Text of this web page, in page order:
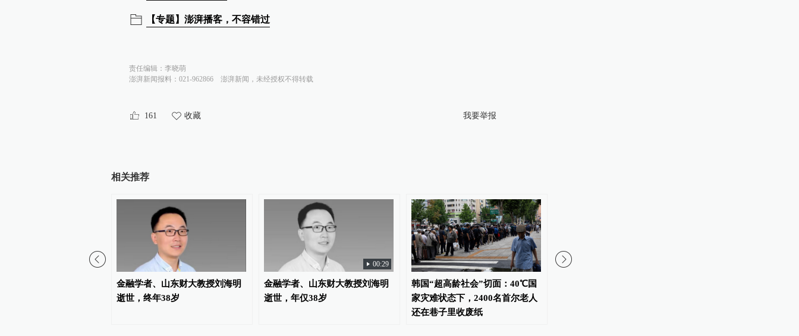
【专题】澎湃播客，不容错过
责任编辑： 李晓萌
澎湃新闻报料：021-962866
澎湃新闻，未经授权不得转载
161 收藏 我要举报
相关推荐
金融学者、山东财大教授刘海明
逝世，终年38岁
00:29
金融学者、山东财大教授刘海明
逝世，年仅38岁
韩国“超高龄社会”切面：40℃国
家灾难状态下，2400名首尔老人
还在巷子里收废纸